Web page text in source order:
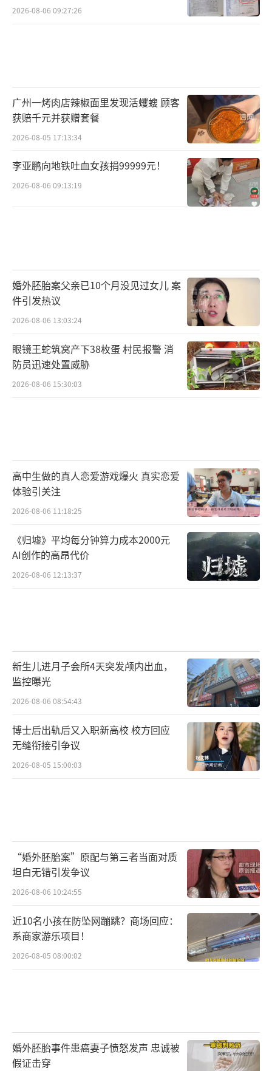
2026-08-06 09:27:26
广州一烤肉店辣椒面里发现活蠼螋 顾客
获赔千元并获赠套餐
2026-08-05 17:13:34
李亚鹏向地铁吐血女孩捐99999元！
2026-08-06 09:13:19
婚外胚胎案父亲已10个月没见过女儿 案
件引发热议
2026-08-06 13:03:24
眼镜王蛇筑窝产下38枚蛋 村民报警 消
防员迅速处置威胁
2026-08-06 15:30:03
高中生做的真人恋爱游戏爆火 真实恋爱
体验引关注
2026-08-06 11:18:25
《归墟》平均每分钟算力成本2000元
AI创作的高昂代价
2026-08-06 12:13:37
新生儿进月子会所4天突发颅内出血，
监控曝光
2026-08-06 08:54:43
博士后出轨后又入职新高校 校方回应
无缝衔接引争议
2026-08-05 15:00:03
“婚外胚胎案”原配与第三者当面对质
坦白无错引发争议
2026-08-06 10:24:55
近10名小孩在防坠网蹦跳？商场回应：
系商家游乐项目！
2026-08-05 08:00:02
婚外胚胎事件患癌妻子愤怒发声 忠诚被
假证击穿